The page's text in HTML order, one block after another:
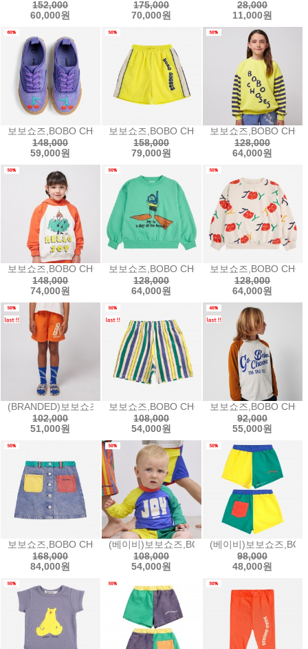
152,000
60,000원
175,000
70,000원
28,000
11,000원
보보쇼즈,BOBO CHOSES Bobo Cherry corduroy sneakers보보체리
148,000
59,000원
보보쇼즈,BOBO CHOSES Wavy tracksuit
158,000
79,000원
보보쇼즈,BOBO
128,000
64,000원
보보쇼즈,BOBO CHOSES Hello Joy ranglan sleeves hoodie헬로우
148,000
74,000원
보보쇼즈,BOBO CHOSES A Day At The
128,000
64,000원
보보쇼즈,BOBO
128,000
64,000원
(BRANDED)보보쇼즈,BOBO CHOSES Podium bermuda shorts포디
102,000
51,000원
보보쇼즈,BOBO CHOSES Multicolor Stripes
108,000
54,000원
보보쇼즈,BOBO
92,000
55,000원
보보쇼즈,BOBO CHOSES Color block denim skirt칼라블락 데님 스
168,000
84,000원
(베이비)보보쇼즈,BOBO CHOSES Joy color
108,000
54,000원
(베이비)보보쇼즈
98,000
48,000원